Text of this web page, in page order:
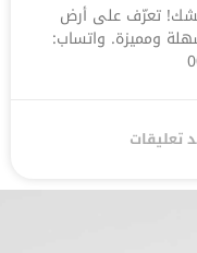
تعرّف على أرض
ومميزة. واتساب:
تعليقات